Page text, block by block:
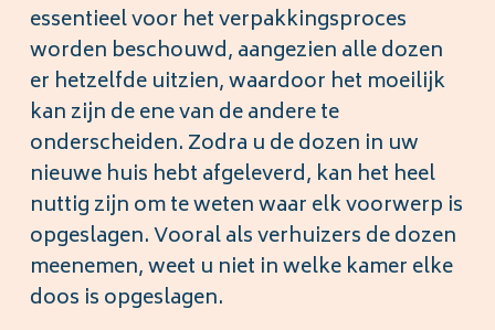
essentieel voor het verpakkingsproces
worden beschouwd, aangezien alle dozen
er hetzelfde uitzien, waardoor het moeilijk
kan zijn de ene van de andere te
onderscheiden. Zodra u de dozen in uw
nieuwe huis hebt afgeleverd, kan het heel
nuttig zijn om te weten waar elk voorwerp is
opgeslagen. Vooral als verhuizers de dozen
meenemen, weet u niet in welke kamer elke
doos is opgeslagen.